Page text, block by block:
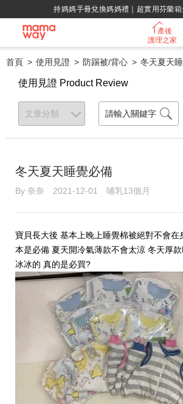
持媽媽手冊兌換媽媽禮｜超實用芬蘭
產後
護理之家
首頁 使用見證 防踢被/背心 冬天夏天
使用見證 Product Review
冬天夏天睡覺必備
By 奈奈 2021-12-01 哺乳13個月
寶貝長大後 基本上晚上睡覺棉被絕對不會在
本是必備 夏天開冷氣薄款不會太涼 冬天厚
冰冰的 真的是必買?